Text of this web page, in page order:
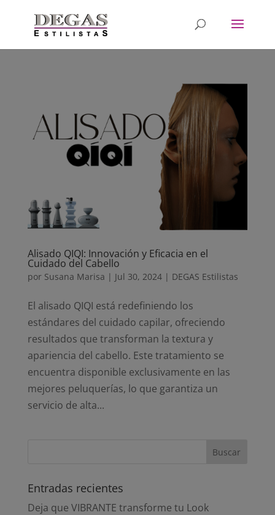
Alisado QIQI: Innovación y Eficacia en el
Cuidado del Cabello
por Susana Marisa | Jul 30, 2024| DEGAS Estilistas
El alisado QIQI está redefiniendo los
estándares del cuidado capilar, ofreciendo
resultados que transforman la textura y
apariencia del cabello. Este tratamiento se
encuentra disponible exclusivamente en las
mejores peluquerías, lo que garantiza un
servicio de alta...
Entradas recientes
Deja que VIBRANTE transforme tu Look